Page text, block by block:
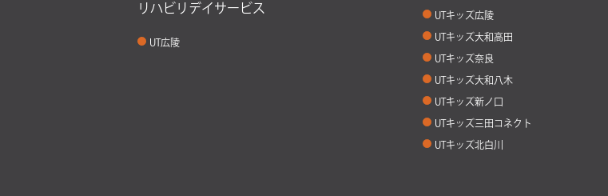
リハビリデイサービス
UT広陵
UTキッズ広陵
UTキッズ大和高田
UTキッズ奈良
UTキッズ大和八木
UTキッズ新ノ口
UTキッズ三田コネクト
UTキッズ北白川